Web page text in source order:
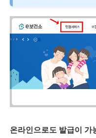
온라인으로도 발급이 가